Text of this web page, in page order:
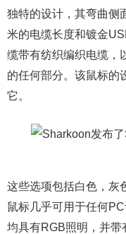
独特的设计，其弯曲侧
米的电缆长度和镀金
缆带有纺织编织电缆，
的任何部分。该鼠标的
它。
这些选项包括白色，灰
鼠标几乎可用于任何
均具有RGB照明，并